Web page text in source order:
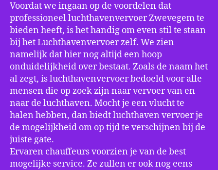
Voordat we ingaan op de voordelen dat
professioneel luchthavenvervoer Zwevegem te
bieden heeft, is het handig om even stil te staan
bij het Luchthavenvervoer zelf. We zien
namelijk dat hier nog altijd een hoop
onduidelijkheid over bestaat. Zoals de naam het
al zegt, is luchthavenvervoer bedoeld voor alle
mensen die op zoek zijn naar vervoer van en
naar de luchthaven. Mocht je een vlucht te
halen hebben, dan biedt luchthaven vervoer je
de mogelijkheid om op tijd te verschijnen bij de
juiste gate.
Ervaren chauffeurs voorzien je van de best
mogelijke service. Ze zullen er ook nog eens